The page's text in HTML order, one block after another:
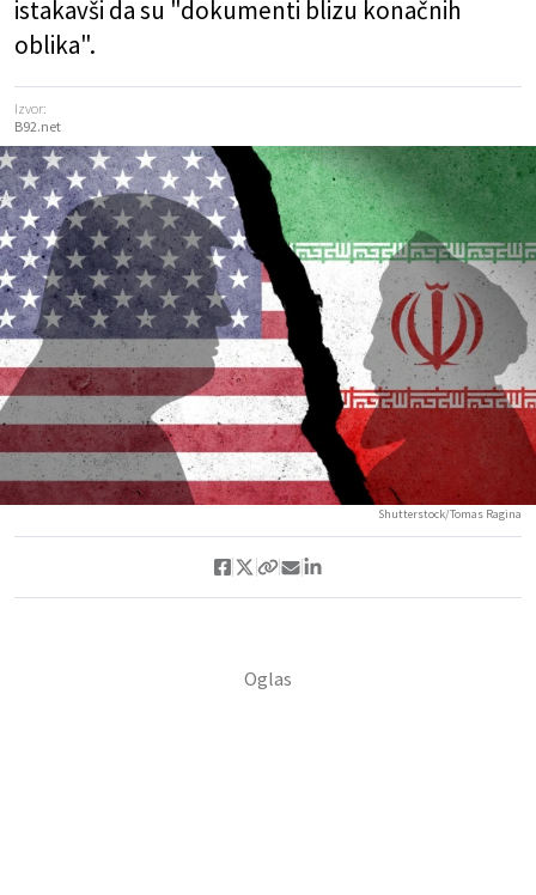
istakavši da su "dokumenti blizu konačnih
oblika".
Izvor:
B92.net
Shutterstock/Tomas Ragina